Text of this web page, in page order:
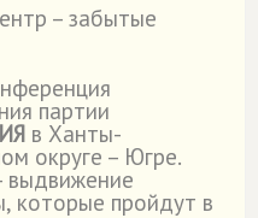
– забытые
партии
в Ханты-
округе – Югре.
выдвижение
которые пройдут в